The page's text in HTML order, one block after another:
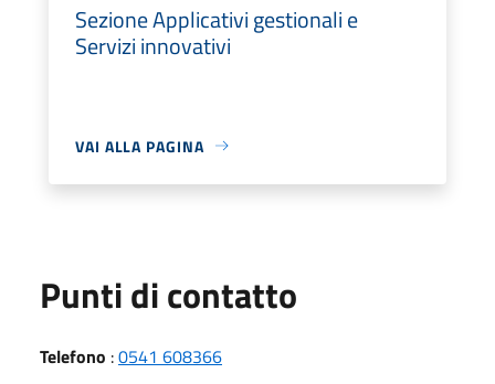
Sezione Applicativi gestionali e
Servizi innovativi
VAI ALLA PAGINA
Punti di contatto
Telefono :0541 608366